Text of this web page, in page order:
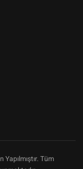
Yapılmıştır. Tüm